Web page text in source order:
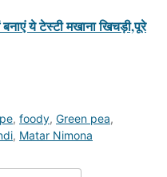
ये टेस्टी मखाना खिचड़ी,पूरे
, foody, Green pea,
, Matar Nimona